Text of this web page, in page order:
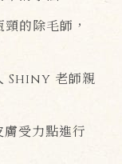
的除毛師，
Shiny 老師親
受力點進行